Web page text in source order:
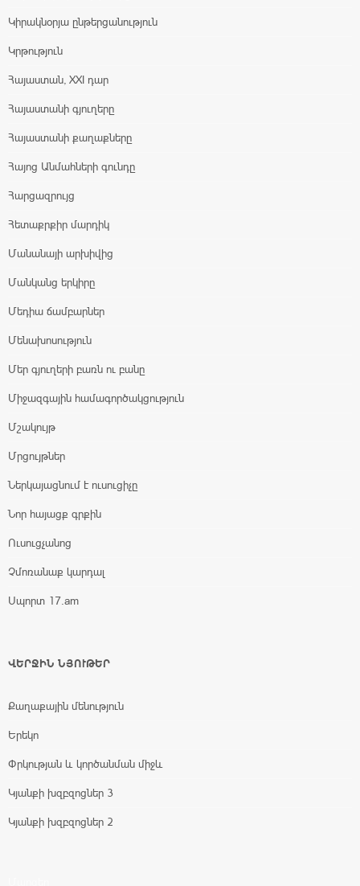
Կիրակնօրյա ընթերցանություն
Կրթություն
Հայաստան, XXI դար
Հայաստանի գյուղերը
Հայաստանի քաղաքները
Հայոց Անմահների գունդը
Հարցազրույց
Հետաքրքիր մարդիկ
Մանանայի արխիվից
Մանկանց երկիրը
Մեդիա ճամբարներ
Մենախոսություն
Մեր գյուղերի բառն ու բանը
Միջազգային համագործակցություն
Մշակույթ
Մրցույթներ
Ներկայացնում է ուսուցիչը
Նոր հայացք գրքին
Ուսուցչանոց
Չմոռանաք կարդալ
Սպորտ 17.am
ՎԵՐՋԻՆ ՆՅՈՒԹԵՐ
Քաղաքային մենություն
Երեկո
Փրկության և կործանման միջև
Կյանքի խզբզոցներ 3
Կյանքի խզբզոցներ 2